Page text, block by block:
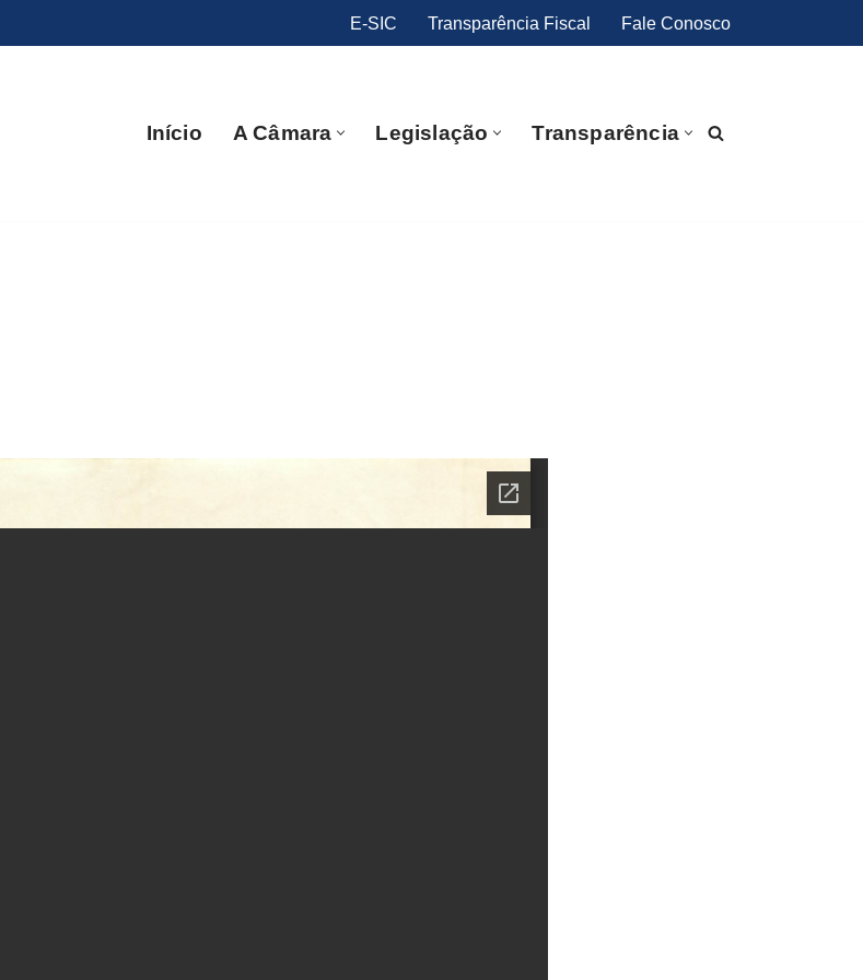
E-SIC Transparência Fiscal Fale Conosco
Início A Câmara Legislação Transparência